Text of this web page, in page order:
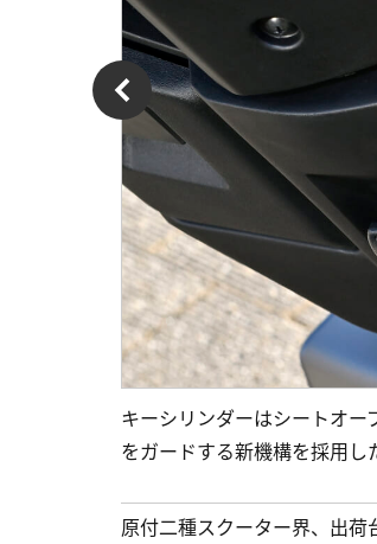
キーシリンダーはシートオ
をガードする新機構を採用
原付二種スクーター界、出